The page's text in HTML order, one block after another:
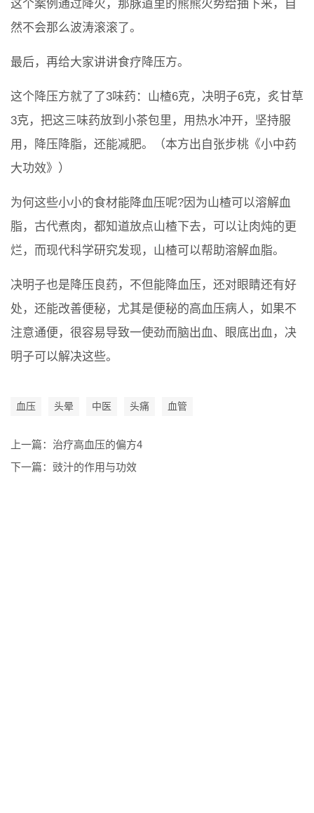
这个案例通过降火，那脉道里的熊熊火势给抽下来，自
然不会那么波涛滚滚了。
最后，再给大家讲讲食疗降压方。
这个降压方就了了3味药：山楂6克，决明子6克，炙甘草
3克，把这三味药放到小茶包里，用热水冲开，坚持服
用，降压降脂，还能减肥。（本方出自张步桃《小中药
大功效》）
为何这些小小的食材能降血压呢?因为山楂可以溶解血
脂，古代煮肉，都知道放点山楂下去，可以让肉炖的更
烂，而现代科学研究发现，山楂可以帮助溶解血脂。
决明子也是降压良药，不但能降血压，还对眼睛还有好
处，还能改善便秘，尤其是便秘的高血压病人，如果不
注意通便，很容易导致一使劲而脑出血、眼底出血，决
明子可以解决这些。
血压 头晕 中医 头痛 血管
上一篇： 治疗高血压的偏方4
下一篇： 豉汁的作用与功效